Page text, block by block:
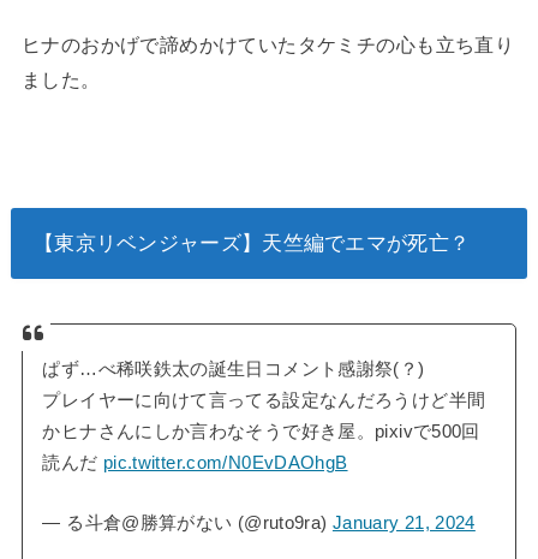
ヒナのおかげで諦めかけていたタケミチの心も立ち直り
ました。
【東京リベンジャーズ】天竺編でエマが死亡？
ぱず…べ稀咲鉄太の誕生日コメント感謝祭(？)
プレイヤーに向けて言ってる設定なんだろうけど半間
かヒナさんにしか言わなそうで好き屋。pixivで500回
読んだ pic.twitter.com/N0EvDAOhgB
— る斗倉@勝算がない (@ruto9ra) January 21, 2024